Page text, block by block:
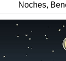
Noches,